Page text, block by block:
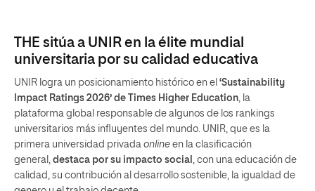
THE sitúa a UNIR en la élite mundial
universitaria por su calidad educativa
UNIR logra un posicionamiento histórico en el ‘Sustainability
Impact Ratings 2026’ de Times Higher Education, la
plataforma global responsable de algunos de los rankings
universitarios más influyentes del mundo. UNIR, que es la
primera universidad privada online en la clasificación
general, destaca por su impacto social , con una educación de
calidad, su contribución al desarrollo sostenible, la igualdad de